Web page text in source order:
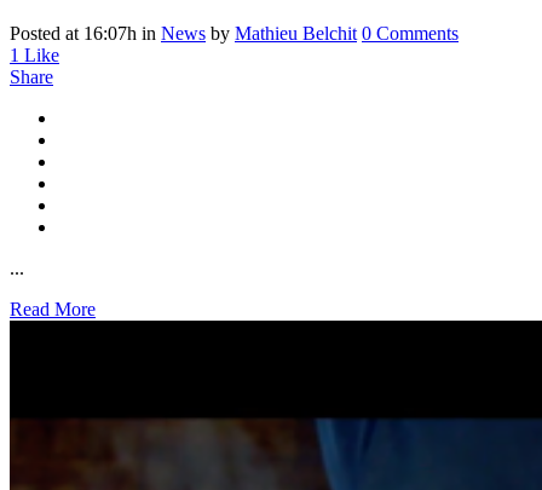
Posted at 16:07h in News by Mathieu Belchit 0 Comments
1 Like
Share
...
Read More